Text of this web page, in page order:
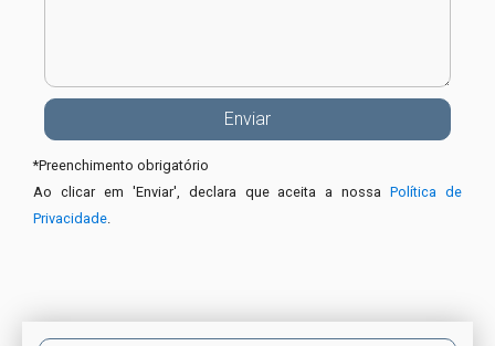
*Preenchimento obrigatório
Ao clicar em 'Enviar', declara que aceita a nossaPolítica de
Privacidade